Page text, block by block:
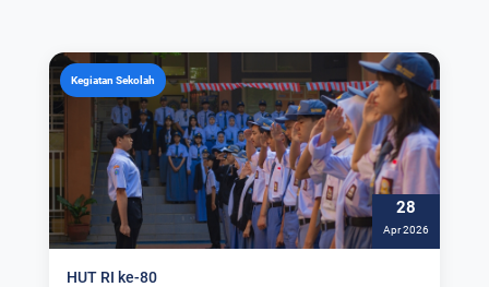
Kegiatan Sekolah
28
Apr 2026
HUT RI ke-80